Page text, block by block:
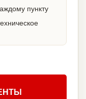
пункту